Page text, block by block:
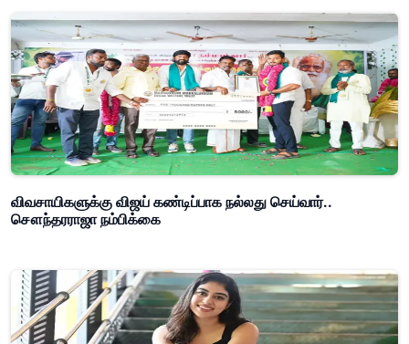
விவசாயிகளுக்கு விஜய் கண்டிப்பாக நல்லது செய்வார்..
சௌந்தரராஜா நம்பிக்கை